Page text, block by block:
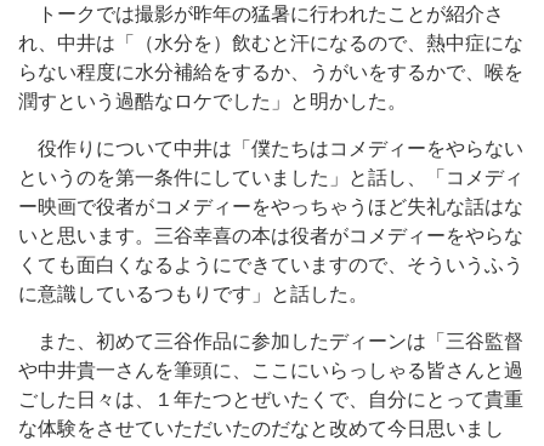
トークでは撮影が昨年の猛暑に行われたことが紹介さ
れ、中井は「（水分を）飲むと汗になるので、熱中症にな
らない程度に水分補給をするか、うがいをするかで、喉を
潤すという過酷なロケでした」と明かした。
役作りについて中井は「僕たちはコメディーをやらない
というのを第一条件にしていました」と話し、「コメディ
ー映画で役者がコメディーをやっちゃうほど失礼な話はな
いと思います。三谷幸喜の本は役者がコメディーをやらな
くても面白くなるようにできていますので、そういうふう
に意識しているつもりです」と話した。
また、初めて三谷作品に参加したディーンは「三谷監督
や中井貴一さんを筆頭に、ここにいらっしゃる皆さんと過
ごした日々は、１年たつとぜいたくで、自分にとって貴重
な体験をさせていただいたのだなと改めて今日思いまし